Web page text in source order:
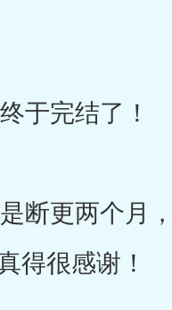
于完结了！
断更两个月
得很感谢！